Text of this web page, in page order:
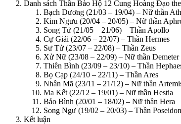
Danh sách Thần Bảo Hộ 12 Cung Hoàng Đạo
Bạch Dương (21/03 – 19/04) – Nữ thần
Kim Ngưu (20/04 – 20/05) – Nữ thần
Song Tử (21/05 – 21/06) – Thần Apollo
Cự Giải (22/06 – 22/07) – Thần Hermes
Sư Tử (23/07 – 22/08) – Thần Zeus
Xử Nữ (23/08 – 22/09) – Nữ thần Demeter
Thiên Bình (23/09 – 23/10) – Thần
Bọ Cạp (24/10 – 22/11) – Thần Ares
Nhân Mã (23/11 – 21/12) – Nữ thần
Ma Kết (22/12 – 19/01) – Nữ thần Hestia
Bảo Bình (20/01 – 18/02) – Nữ thần Hera
Song Ngư (19/02 – 20/03) – Thần Poseidon
Kết luận